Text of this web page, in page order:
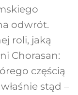
odwrót.
roli, jaką
Chorasan:
częścią
stąd –